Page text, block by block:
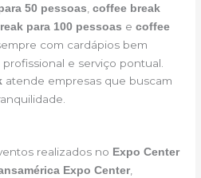
50 pessoas,coffee break
para 100 pessoas ecoffee
com cardápios bem
e serviço pontual.
atende empresas que buscam
realizados no Expo Center
Expo Center,